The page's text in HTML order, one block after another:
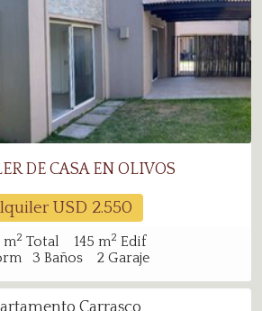
DE CASA EN OLIVOS
USD 2.550
m2 Total 145 m2 Edif
3 Baños 2Garaje
Carrasco